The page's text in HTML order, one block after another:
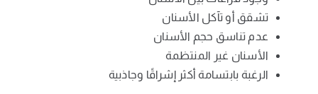
تشقق أو تآكل الأسنان
عدم تناسق حجم الأسنان
الأسنان غير المنتظمة
الرغبة بابتسامة أكثر إشراقًا وجاذبية